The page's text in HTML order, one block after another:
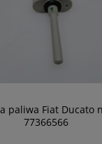
paliwa Fiat Ducato
77366566